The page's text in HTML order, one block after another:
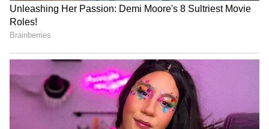
ఉన్నప్పటికీ, ఈ జంట ఆమె గోప్యతను కాపాడుతూ, వారి
పబ్లిక్ , ప్రైవేట్ జీవితాల మధ్య సున్నితమైన
ఎలాంంటి విషయాలు నేర్చుకోవాలో ఓసారి చూద్దాం...